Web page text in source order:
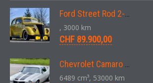
Ford Street Rod 2-Door V8 Aut. 1937
, 3000 km
CHF 89.900,00
Chevrolet Camaro SS 396 LS3 Coupe Aut. 1971
6489 cm³, 53000 km